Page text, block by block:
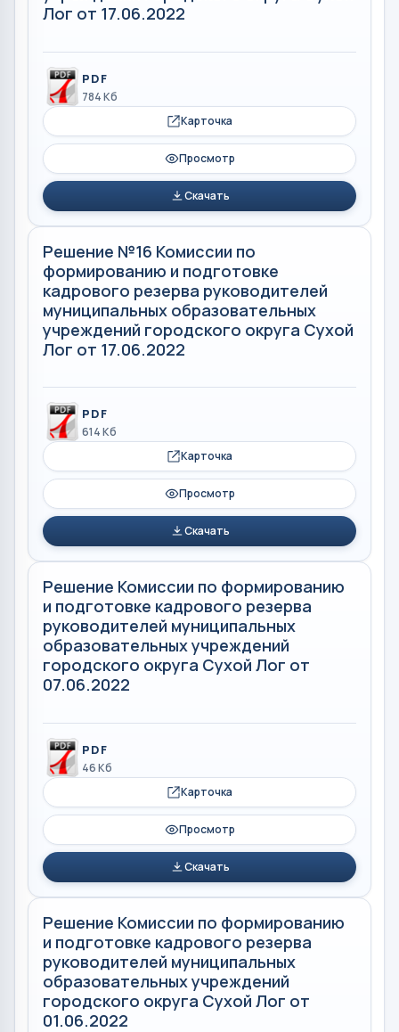
Лог от 17.06.2022
PDF
784 Кб
Карточка
Просмотр
Скачать
Решение №16 Комиссии по
формированию и подготовке
кадрового резерва руководителей
муниципальных образовательных
учреждений городского округа Сухой
Лог от 17.06.2022
PDF
614 Кб
Карточка
Просмотр
Скачать
Решение Комиссии по формированию
и подготовке кадрового резерва
руководителей муниципальных
образовательных учреждений
городского округа Сухой Лог от
07.06.2022
PDF
46 Кб
Карточка
Просмотр
Скачать
Решение Комиссии по формированию
и подготовке кадрового резерва
руководителей муниципальных
образовательных учреждений
городского округа Сухой Лог от
01.06.2022